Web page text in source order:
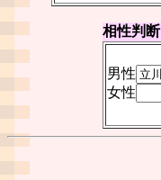
相性判断
男性
女性